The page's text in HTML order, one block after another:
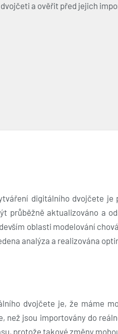
a ověřit před jejich
digitálního dvojčete
průběžně aktualizováno a
oblasti modelování
analýza a realizována
dvojčete je, že máme
než jsou importovány do
protože takové změny